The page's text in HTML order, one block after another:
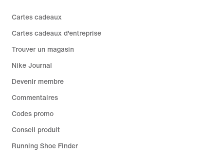
Cartes cadeaux
Cartes cadeaux d'entreprise
Trouver un magasin
Nike Journal
Devenir membre
Commentaires
Codes promo
Conseil produit
Running Shoe Finder